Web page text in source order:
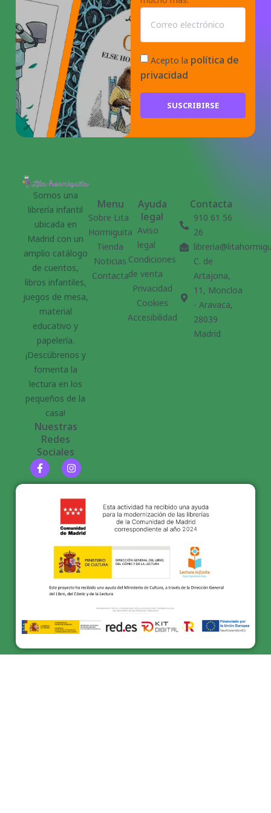
Acepto la política de
privacidad
SUSCRIBIRSE
Somos una
librería infantil
ubicada en
Madrid con un
amplio catálogo
de cuentos,
libros infantiles,
juegos de mesa,
material
educativo y
papelería.
¡Descúbrenos y
fomenta la
lectura en los
pequeños de la
casa!
Nuestras
Redes
Sociales
Menu
Sobre Lita
Hormiguita
Tienda
Noticias
Contacta
Ayuda
legal
Aviso
legal
Condiciones
de venta
Privacidad
Cookies
Accesibilidad
Contacta
910 61 56
26
C. de
Artajona,
11, Moncloa
- Aravaca,
28039
Madrid